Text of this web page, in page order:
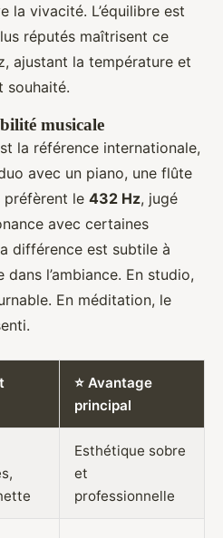
la vivacité. L’équilibre est
réputés maîtrisent ce
ajustant la température et
souhaité.
musicale
la référence internationale,
avec un piano, une flûte
préfèrent le 432 Hz, jugé
avec certaines
différence est subtile à
dans l’ambiance. En studio,
En méditation, le
⭐ Avantage
principal
Esthétique sobre
et
professionnelle